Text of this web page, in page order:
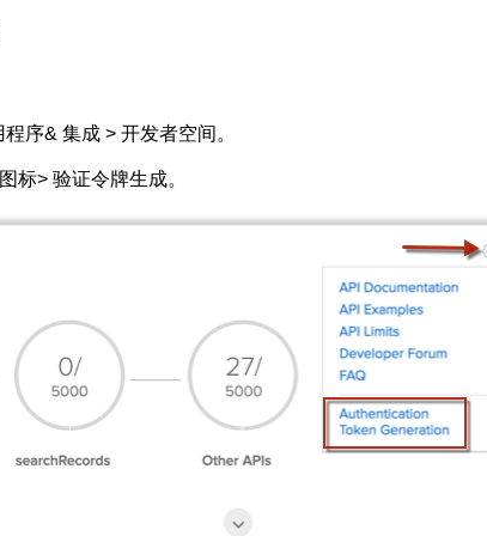
程序& 集成> 开发者空间。
图标> 验证令牌生成。